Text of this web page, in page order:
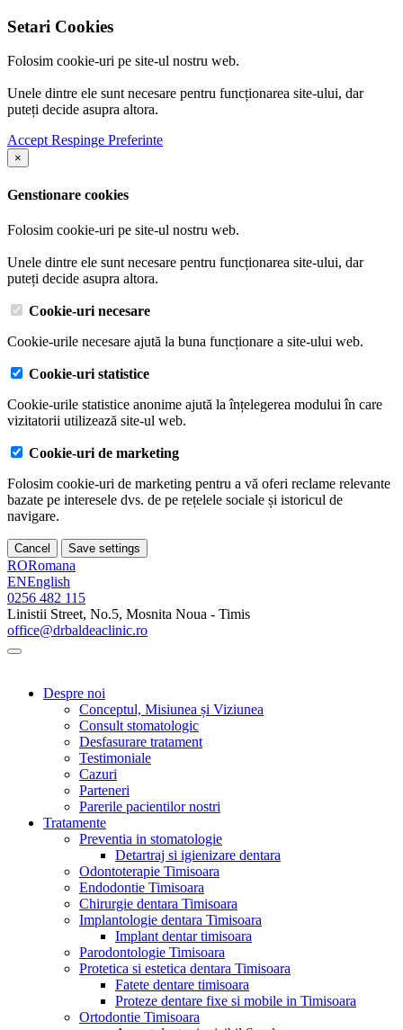
Setari Cookies
Folosim cookie-uri pe site-ul nostru web.
Unele dintre ele sunt necesare pentru funcționarea site-ului, dar
puteți decide asupra altora.
AcceptRespinge Preferinte
×
Genstionare cookies
Folosim cookie-uri pe site-ul nostru web.
Unele dintre ele sunt necesare pentru funcționarea site-ului, dar
puteți decide asupra altora.
Cookie-uri necesare
Cookie-urile necesare ajută la buna funcționare a site-ului web.
Cookie-uri statistice
Cookie-urile statistice anonime ajută la înțelegerea modului în care
vizitatorii utilizează site-ul web.
Cookie-uri de marketing
Folosim cookie-uri de marketing pentru a vă oferi reclame relevante
bazate pe interesele dvs. de pe rețelele sociale și istoricul de
navigare.
Cancel Save settings
RORomana
ENEnglish
0256 482 115
Linistii Street, No.5, Mosnita Noua - Timis
office@drbaldeaclinic.ro
Despre noi
Conceptul, Misiunea și Viziunea
Consult stomatologic
Desfasurare tratament
Testimoniale
Cazuri
Parteneri
Parerile pacientilor nostri
Tratamente
Preventia in stomatologie
Detartraj si igienizare dentara
Odontoterapie Timisoara
Endodontie Timisoara
Chirurgie dentara Timisoara
Implantologie dentara Timisoara
Implant dentar timisoara
Parodontologie Timisoara
Protetica si estetica dentara Timisoara
Fatete dentare timisoara
Proteze dentare fixe si mobile in Timisoara
Ortodontie Timisoara